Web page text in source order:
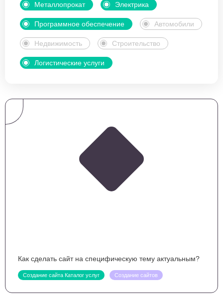
Металлопрокат Электрика
Программное обеспечение Автомобили
Недвижимость Строительство
Логистические услуги
Как сделать сайт на специфическую тему актуальным?
Создание сайта Каталог услуг Создание сайтов